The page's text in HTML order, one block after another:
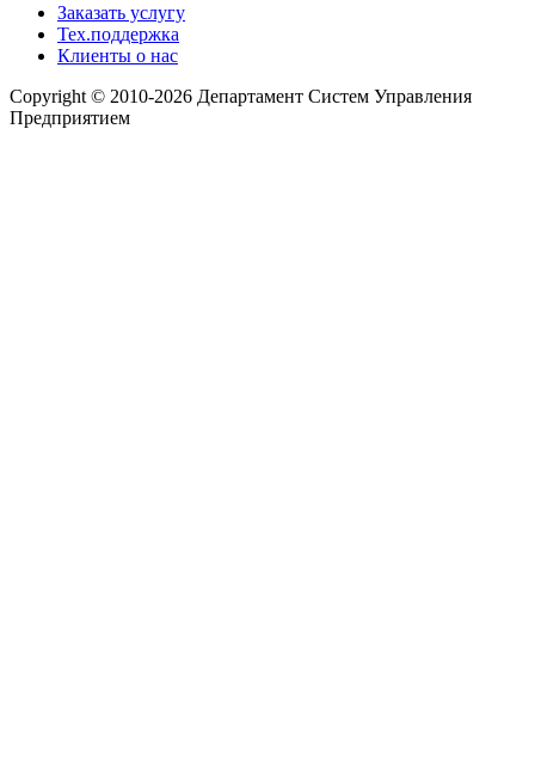
Заказать услугу
Тех.поддержка
Клиенты о нас
Copyright © 2010-2026 Департамент Систем Управления
Предприятием